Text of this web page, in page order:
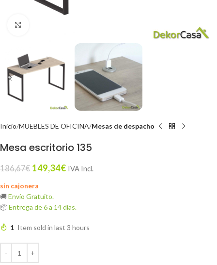
Inicio MUEBLES DE OFICINA Mesas de despacho
Mesa escritorio 135
186,67€ 149,34€ IVA Incl.
sin cajonera
🚚 Envío Gratuito.
📦Entrega de 6 a 14 días.
1 Item sold in last 3 hours